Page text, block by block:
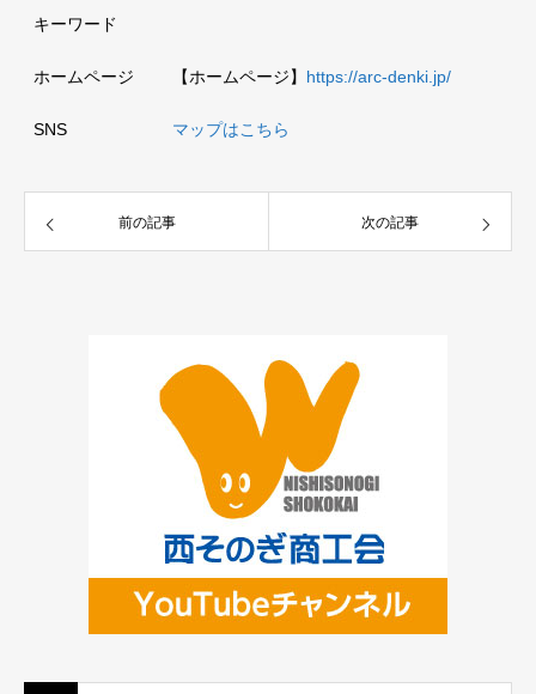
キーワード
ホームページ 【ホームページ】 https://arc-denki.jp/
SNS マップはこちら
前の記事 次の記事